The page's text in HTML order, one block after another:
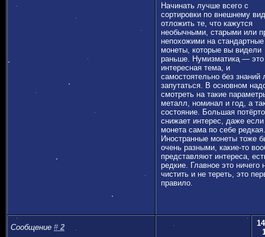
Начинать лучше всего с
сортировки по внешнему
отложить те, что кажутся
необычными, старыми или
непохожими на стандартные
монеты, которые вы видели
раньше. Нумизматика — это
интересная тема, и
самостоятельно без знаний
запутаться. В основном
смотреть на такие
металл, номинал и год, а
состояние. Большая
снижает интерес, даже если
монета сама по себе редкая.
Иностранные монеты тоже
очень разными, какие-то
представляют интереса,
редкие. Главное это ничего
чистить и не тереть, это
правило.
Сообщение # 2